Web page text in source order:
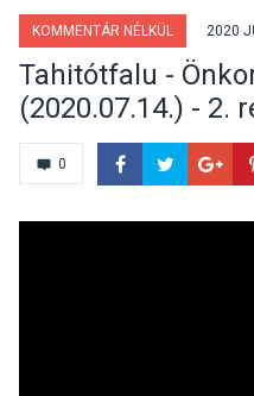
KOMMENTÁR NÉLKÜL 2020
Tahitótfalu -
(2020.07.14.) - 2.
0